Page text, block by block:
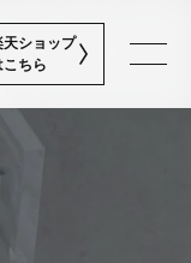
天ショップ
こちら